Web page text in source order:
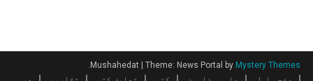
Mushahedat |Theme: News Portal by Mystery Themes